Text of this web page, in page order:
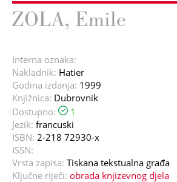
ZOLA, Emile
Interna oznaka:
Nakladnik: Hatier
Godina izdanja: 1999
Knjižnica: Dubrovnik
Dostupno:
1
Jezik: francuski
ISBN: 2-218 72930-x
ISSN:
Vrsta zapisa: Tiskana tekstualna građa
Ključne riječi: obrada knjizevnog djela